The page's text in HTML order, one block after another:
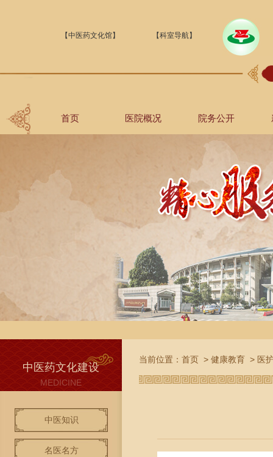
【中医药文化馆】 【科室导航】
首页 医院概况 院务公开
中医药文化建设
MEDICINE
中医知识
名医名方
当前位置： 首页 > 健康教育 > 医